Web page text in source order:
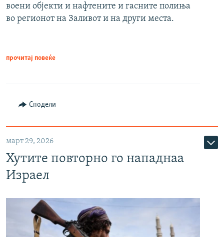
воени објекти и нафтените и гасните полиња
во регионот на Заливот и на други места.
прочитај повеќе
Сподели
март 29, 2026
Хутите повторно го нападнаа
Израел